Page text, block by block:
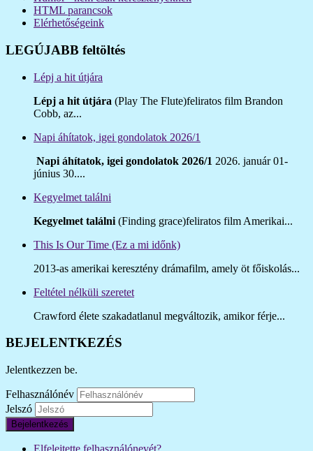
HTML parancsok
Elérhetőségeink
LEGÚJABB feltöltés
Lépj a hit útjára
Lépj a hit útjára (Play The Flute)feliratos film Brandon
Cobb, az...
Napi áhítatok, igei gondolatok 2026/1
Napi áhítatok, igei gondolatok 2026/1 2026. január 01-
június 30....
Kegyelmet találni
Kegyelmet találni (Finding grace)feliratos film Amerikai...
This Is Our Time (Ez a mi időnk)
2013-as amerikai keresztény drámafilm, amely öt főiskolás...
Feltétel nélküli szeretet
Crawford élete szakadatlanul megváltozik, amikor férje...
BEJELENTKEZÉS
Jelentkezzen be.
Felhasználónév
Jelszó
Bejelentkezés
Elfelejtette felhasználónevét?